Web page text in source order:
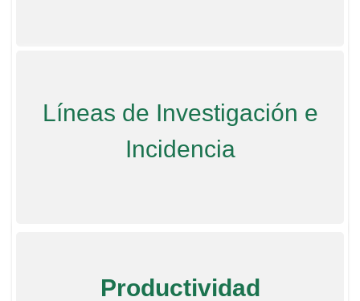
Líneas de Investigación e
Incidencia
Productividad